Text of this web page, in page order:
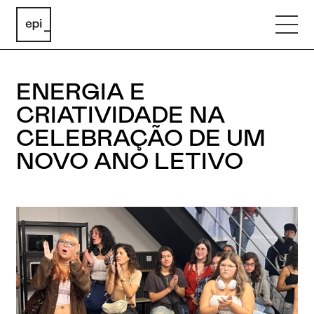
ENERGIA E
CRIATIVIDADE NA
CELEBRAÇÃO DE UM
NOVO ANO LETIVO